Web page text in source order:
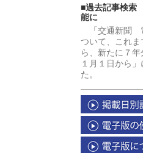
■過去記事検索
能に
「交通新聞
ついて、これ
ら、新たに７
１月１日から
た。